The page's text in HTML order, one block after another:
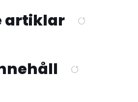
artiklar